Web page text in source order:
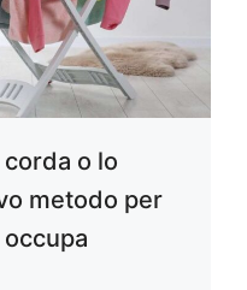
o lo
metodo per